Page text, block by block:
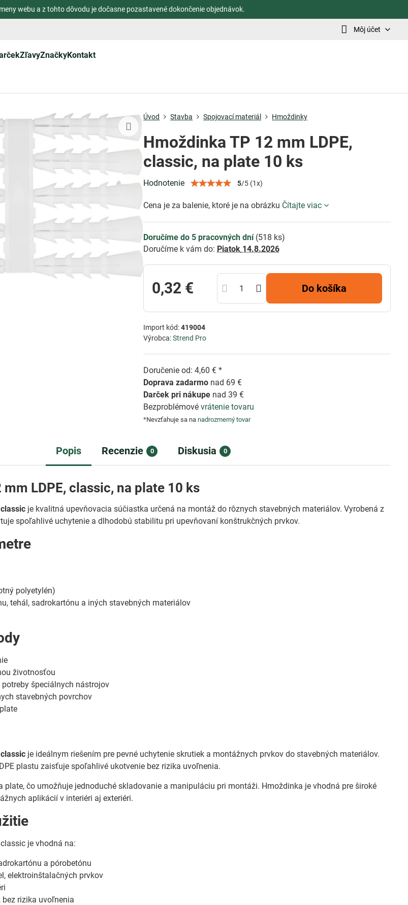
webu a z tohto dôvodu je dočasne pozastavené dokončenie objednávok.
Môj účet
ZľavyZnačkyKontakt
Úvod Stavba Spojovací materiál Hmoždinky
Hmoždinka TP 12 mm LDPE,
classic, na plate 10 ks
Hodnotenie 5/5 (1x)
Cena je za balenie, ktoré je na obrázku Čítajte viac
Doručíme do 5 pracovných dní (518 ks)
Doručíme k vám do: Piatok 14.8.2026
0,32 € Do košíka
Import kód:419004
Výrobca:Strend Pro
Doručenie od: 4,60 € *
Doprava zadarmo nad 69 €
Darček pri nákupe nad 39 €
Bezproblémovévrátenie tovaru
*Nevzťahuje sa nanadrozmerný tovar
Popis Recenzie 0 Diskusia 0
LDPE, classic, na plate 10 ks
je kvalitná upevňovacia súčiastka určená na montáž do rôznych stavebných materiálov. Vyrobená z
spoľahlivé uchytenie a dlhodobú stabilitu pri upevňovaní konštrukčných prvkov.
polyetylén)
tehál, sadrokartónu a iných stavebných materiálov
životnosťou
špeciálnych nástrojov
stavebných povrchov
je ideálnym riešením pre pevné uchytenie skrutiek a montážnych prvkov do stavebných materiálov.
plastu zaisťuje spoľahlivé ukotvenie bez rizika uvoľnenia.
plate, čo umožňuje jednoduché skladovanie a manipuláciu pri montáži. Hmoždinka je vhodná pre široké
aplikácií v interiéri aj exteriéri.
je vhodná na:
a pórobetónu
elektroinštalačných prvkov
rizika uvoľnenia